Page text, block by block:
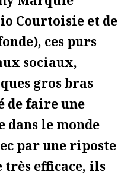
Courtoisie et de
ces purs
sociaux,
gros bras
de faire une
dans le monde
par une riposte
efficace, ils